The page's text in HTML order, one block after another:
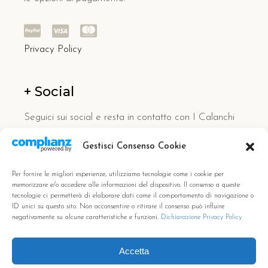
Gestisci Consenso Cookie
Per fornire le migliori esperienze, utilizziamo tecnologie come i cookie per
memorizzare e/o accedere alle informazioni del dispositivo. Il consenso a queste
tecnologie ci permetterà di elaborare dati come il comportamento di navigazione o
ID unici su questo sito. Non acconsentire o ritirare il consenso può influire
negativamente su alcune caratteristiche e funzioni. Dichiarazione Privacy Policy
Accetta
Privacy Policy
+ Social
Seguici sui social e resta in contatto con I Calanchi